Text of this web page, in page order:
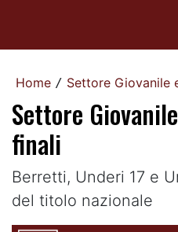
Home / Settore Giovanile
Settore
finali
Berretti, Underi 17 e
del titolo nazionale